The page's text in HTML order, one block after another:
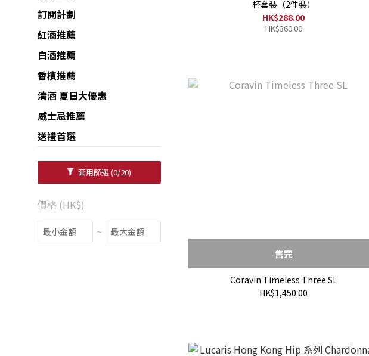
訂閱計劃
紅酒推薦
白酒推薦
香檳推薦
清酒 夏日大優惠
威士忌推薦
送禮首選
套用篩選(0/20)
價格 (HK$)
~
杯套裝（2件裝）
HK$288.00
HK$360.00
售完
Coravin Timeless Three SL
HK$1,450.00